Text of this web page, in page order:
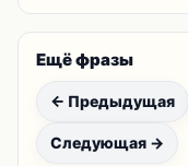
Ещё фразы
← Предыдущая
Следующая →